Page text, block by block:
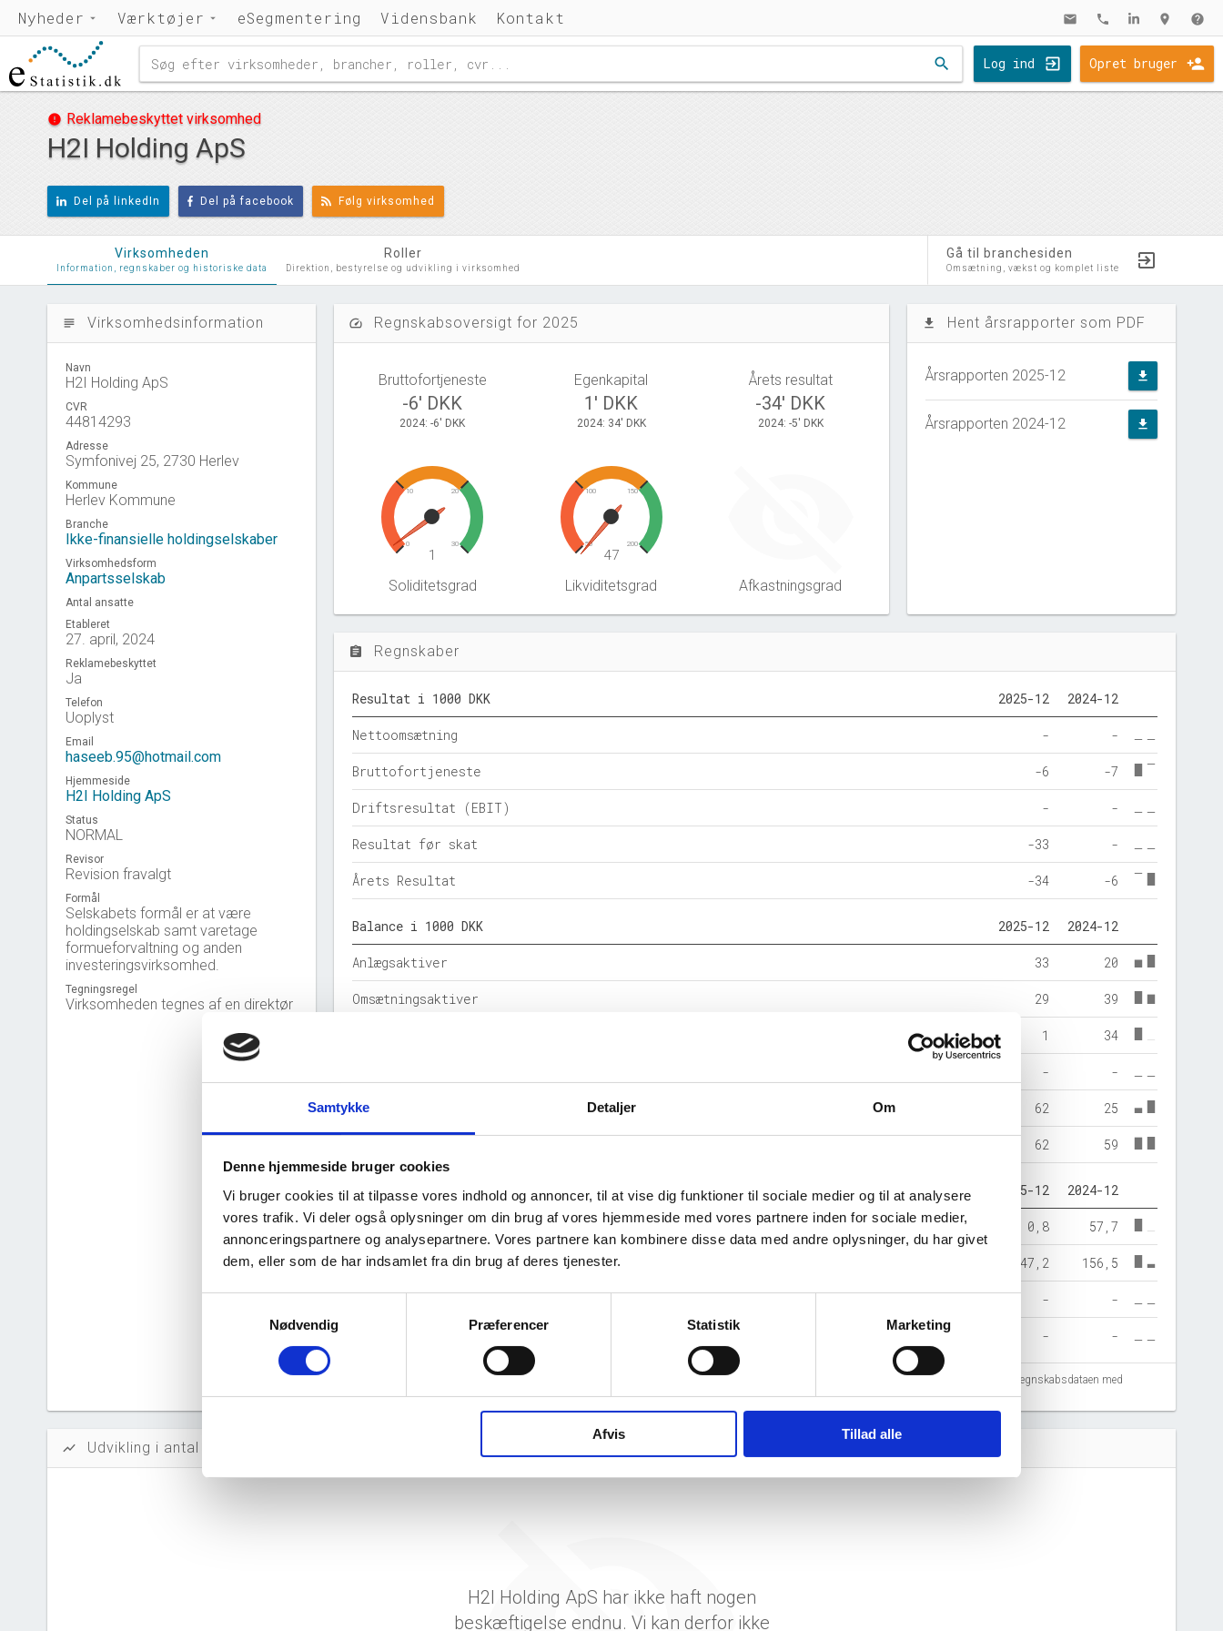
Samtykke Detaljer Om
Denne hjemmeside bruger cookies
Vi bruger cookies til at tilpasse vores indhold og annoncer, til at vise dig funktioner til sociale medier og til at analysere
vores trafik. Vi deler også oplysninger om din brug af vores hjemmeside med vores partnere inden for sociale medier,
annonceringspartnere og analysepartnere. Vores partnere kan kombinere disse data med andre oplysninger, du har givet
dem, eller som de har indsamlet fra din brug af deres tjenester.
Nødvendig
Præferencer Statistik Marketing
Afvis Tillad alle
Nyheder Værktøjer eSegmentering Vidensbank Kontakt mail phone location_on help
search Log ind Opret bruger
error Reklamebeskyttet virksomhed
H2I Holding ApS
Del på linkedIn Del på facebook Følg virksomhed
Virksomheden
Information, regnskaber og historiske data
Roller
Direktion, bestyrelse og udvikling i virksomhed
Gå til branchesiden
Omsætning, vækst og komplet liste
subject Virksomhedsinformation
Navn
H2I Holding ApS
CVR
44814293
Adresse
Symfonivej 25, 2730 Herlev
Kommune
Herlev Kommune
Branche
Ikke-finansielle holdingselskaber
Virksomhedsform
Anpartsselskab
Antal ansatte
Etableret
27. april, 2024
Reklamebeskyttet
Ja
Telefon
Uoplyst
Email
haseeb.95@hotmail.com
Hjemmeside
H2I Holding ApS
Status
NORMAL
Revisor
Revision fravalgt
Formål
Selskabets formål er at være
holdingselskab samt varetage
formueforvaltning og anden
investeringsvirksomhed.
Tegningsregel
Virksomheden tegnes af en direktør
speed Regnskabsoversigt for 2025
Bruttofortjeneste
-6' DKK
2024: -6' DKK
Egenkapital
1' DKK
2024: 34' DKK
Årets resultat
-34' DKK
2024: -5' DKK
0
10 20
30
1
Soliditetsgrad
50
100 150
200
47
Likviditetsgrad Afkastningsgrad
file_download Hent årsrapporter som PDF
Årsrapporten 2025-12 file_download
Årsrapporten 2024-12 file_download
assignment Regnskaber
Resultat i 1000 DKK 2025-12 2024-12
Nettoomsætning - -
Bruttofortjeneste -6 -7
Driftsresultat (EBIT) - -
Resultat før skat -33 -
Årets Resultat -34 -6
Balance i 1000 DKK 2025-12 2024-12
Anlægsaktiver 33 20
Omsætningsaktiver 29 39
1 34
- -
Gældsforpligtelser 62 25
62 59
Nøgletal i % 2025-12 2024-12
Soliditetsgrad 0,8 57,7
Likviditetsgrad 47,2 156,5
Afkastningsgrad - -
- -
Tal fra erhvervsstyrelsens regnskabs-API. eStatistik henviser til Erhvervsstyrelsen ved eventuelle fejlregistreringer. Vi anbefaler at krydstjekke regnskabsdataen med
årsrapporterne i PDF.
show_chart Udvikling i antal ansatte
H2I Holding ApS har ikke haft nogen
beskæftigelse endnu. Vi kan derfor ikke